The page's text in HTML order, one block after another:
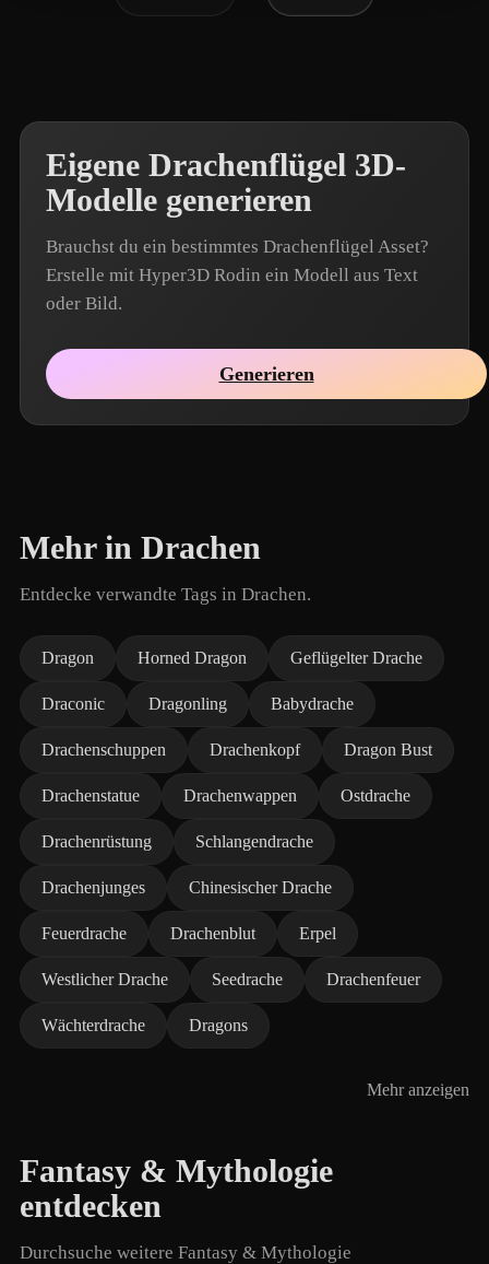
Eigene Drachenflügel 3D-
Modelle generieren
Brauchst du ein bestimmtes Drachenflügel Asset?
Erstelle mit Hyper3D Rodin ein Modell aus Text
oder Bild.
Generieren
Mehr in Drachen
Entdecke verwandte Tags in Drachen.
Dragon Horned Dragon Geflügelter Drache
Draconic Dragonling Babydrache
Drachenschuppen Drachenkopf Dragon Bust
Drachenstatue Drachenwappen Ostdrache
Drachenrüstung Schlangendrache
Drachenjunges Chinesischer Drache
Feuerdrache Drachenblut Erpel
Westlicher Drache Seedrache Drachenfeuer
Wächterdrache Dragons
Mehr anzeigen
Fantasy & Mythologie
entdecken
Durchsuche weitere Fantasy & Mythologie